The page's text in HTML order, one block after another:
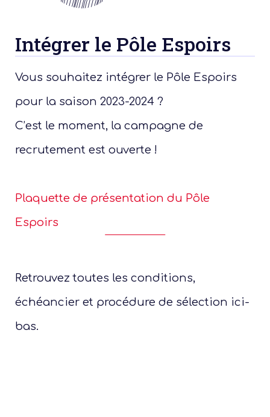
Intégrer le Pôle Espoirs
Vous souhaitez intégrer le Pôle Espoirs
pour la saison 2023-2024 ?
C’est le moment, la campagne de
recrutement est ouverte !
Plaquette de présentation du Pôle
Espoirs
Retrouvez toutes les conditions,
échéancier et procédure de sélection ici-
bas.